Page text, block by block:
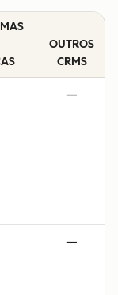
OUTROS
CRMS
—
—